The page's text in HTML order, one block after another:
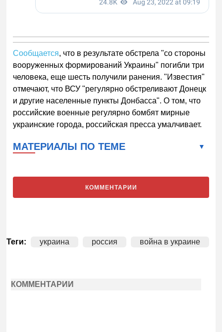
Сообщается, что в результате обстрела "со стороны
вооруженных формирований Украины" погибли три
человека, еще шесть получили ранения. "Известия"
отмечают, что ВСУ "регулярно обстреливают Донецк
и другие населенные пункты Донбасса". О том, что
российские военные регулярно бомбят мирные
украинские города, российская пресса умалчивает.
МАТЕРИАЛЫ ПО ТЕМЕ
КОММЕНТАРИИ
Теги: украина россия война в украине
КОММЕНТАРИИ